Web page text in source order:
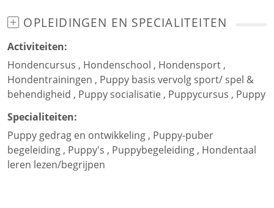
OPLEIDINGEN EN SPECIALITEITEN
Activiteiten:
Hondencursus , Hondenschool , Hondensport ,
Hondentrainingen , Puppy basis vervolg sport/ spel &
behendigheid , Puppy socialisatie , Puppycursus , Puppy
Specialiteiten:
Puppy gedrag en ontwikkeling , Puppy-puber
begeleiding , Puppy's , Puppybegeleiding , Hondentaal
leren lezen/begrijpen